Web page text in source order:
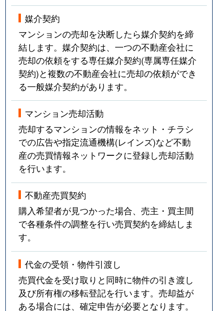
媒介契約
マンションの売却を決断したら媒介契約を締
結します。媒介契約は、一つの不動産会社に
売却の依頼をする専任媒介契約(専属専任媒介
契約)と複数の不動産会社に売却の依頼ができ
る一般媒介契約があります。
マンション売却活動
売却するマンションの情報をネット・チラシ
での広告や指定流通機構(レインズ)など不動
産の売買情報ネットワークに登録し売却活動
を行います。
不動産売買契約
購入希望者が見つかった場合、売主・買主間
で各種条件の調整を行い売買契約を締結しま
す。
代金の受領・物件引渡し
売買代金を受け取りと同時に物件の引き渡し
及び所有権の移転登記を行います。売却益が
ある場合には、確定申告が必要となります。